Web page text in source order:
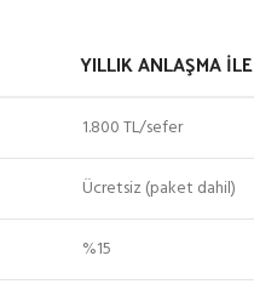
YILLIK ANLAŞMA ILE
1.800 TL/sefer
Ücretsiz (paket dahil)
%15